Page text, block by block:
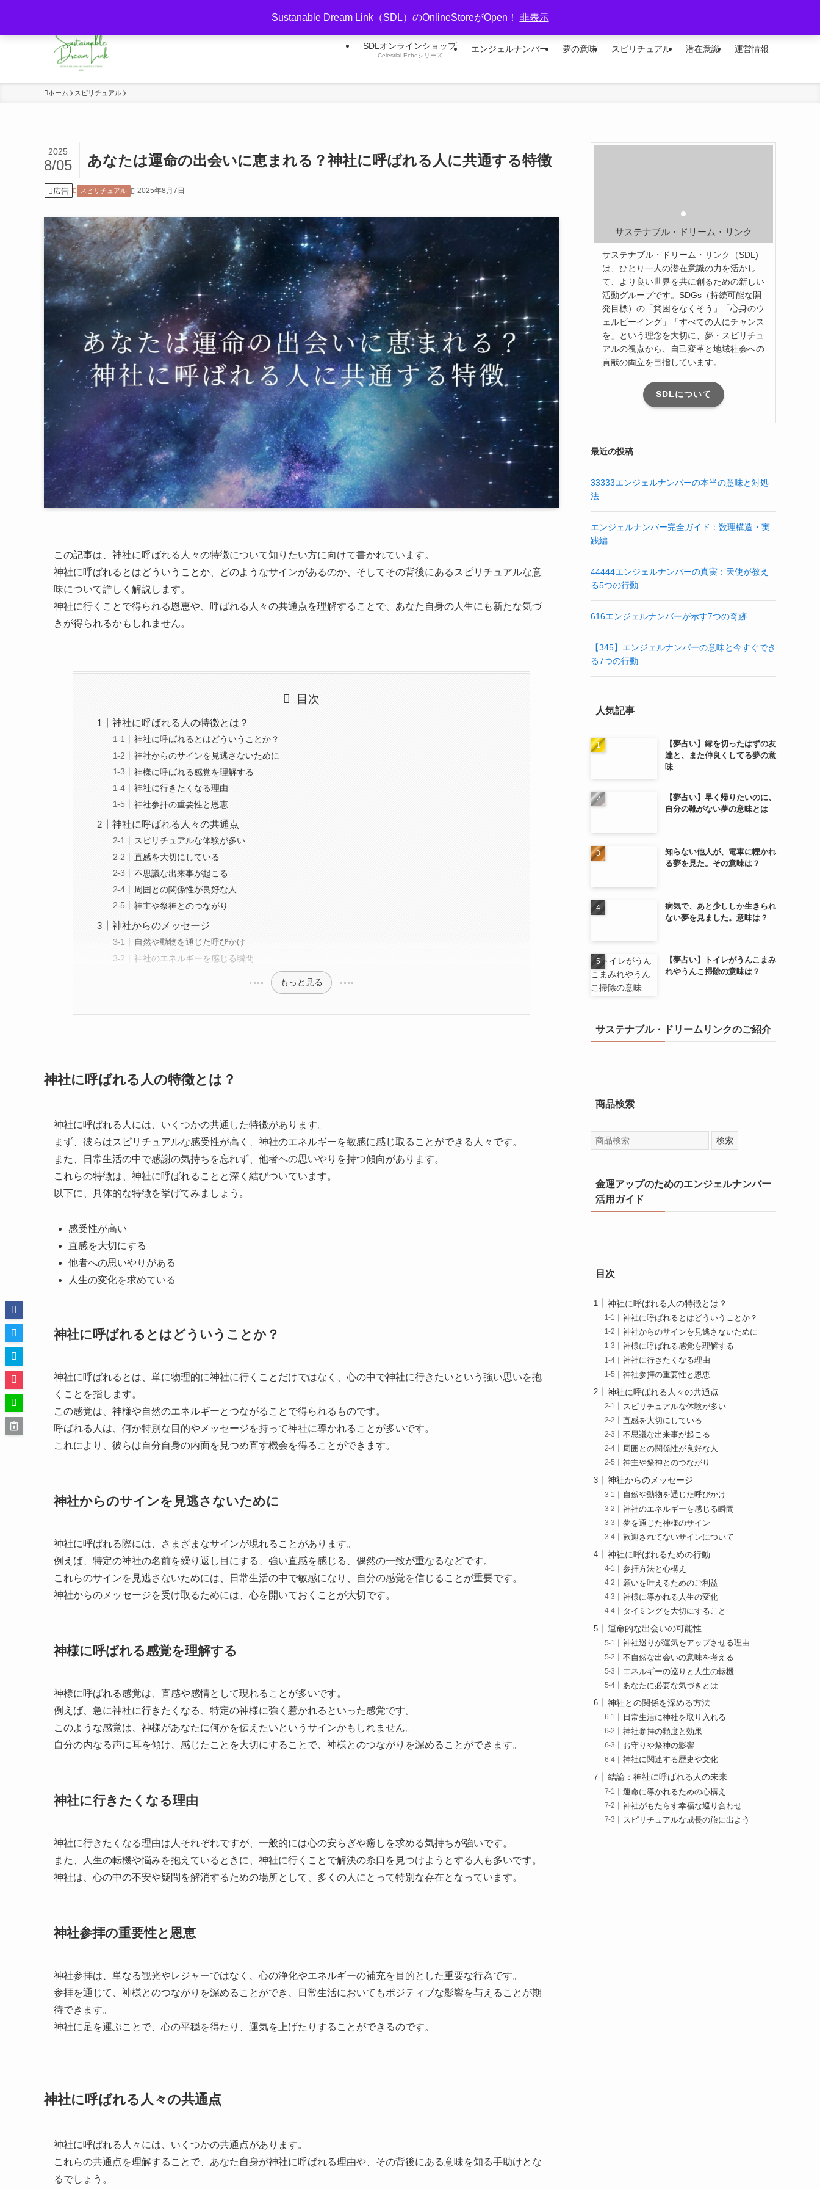
Sustanable Dream Link（SDL）のOnlineStoreがOpen！ 非表示
SDLオンラインショップ
Celestial Echoシリーズ
エンジェルナンバー 夢の意味 スピリチュアル 潜在意識 運営情報
ホーム スピリチュアル
あなたは運命の出会いに恵まれる？神社に呼ばれる人に共通する特徴
2025
8/05
広告 スピリチュアル 2025年8月7日
この記事は、神社に呼ばれる人々の特徴について知りたい方に向けて書かれています。
神社に呼ばれるとはどういうことか、どのようなサインがあるのか、そしてその背後にあるスピリチュアルな意
味について詳しく解説します。
神社に行くことで得られる恩恵や、呼ばれる人々の共通点を理解することで、あなた自身の人生にも新たな気づ
きが得られるかもしれません。
目次
神社に呼ばれる人の特徴とは？
神社に呼ばれるとはどういうことか？
神社からのサインを見逃さないために
神様に呼ばれる感覚を理解する
神社に行きたくなる理由
神社参拝の重要性と恩恵
神社に呼ばれる人々の共通点
スピリチュアルな体験が多い
直感を大切にしている
不思議な出来事が起こる
周囲との関係性が良好な人
神主や祭神とのつながり
神社からのメッセージ
自然や動物を通じた呼びかけ
神社のエネルギーを感じる瞬間
もっと見る
神社に呼ばれる人の特徴とは？
神社に呼ばれる人には、いくつかの共通した特徴があります。
まず、彼らはスピリチュアルな感受性が高く、神社のエネルギーを敏感に感じ取ることができる人々です。
また、日常生活の中で感謝の気持ちを忘れず、他者への思いやりを持つ傾向があります。
これらの特徴は、神社に呼ばれることと深く結びついています。
以下に、具体的な特徴を挙げてみましょう。
感受性が高い
直感を大切にする
他者への思いやりがある
人生の変化を求めている
神社に呼ばれるとはどういうことか？
神社に呼ばれるとは、単に物理的に神社に行くことだけではなく、心の中で神社に行きたいという強い思いを抱
くことを指します。
この感覚は、神様や自然のエネルギーとつながることで得られるものです。
呼ばれる人は、何か特別な目的やメッセージを持って神社に導かれることが多いです。
これにより、彼らは自分自身の内面を見つめ直す機会を得ることができます。
神社からのサインを見逃さないために
神社に呼ばれる際には、さまざまなサインが現れることがあります。
例えば、特定の神社の名前を繰り返し目にする、強い直感を感じる、偶然の一致が重なるなどです。
これらのサインを見逃さないためには、日常生活の中で敏感になり、自分の感覚を信じることが重要です。
神社からのメッセージを受け取るためには、心を開いておくことが大切です。
神様に呼ばれる感覚を理解する
神様に呼ばれる感覚は、直感や感情として現れることが多いです。
例えば、急に神社に行きたくなる、特定の神様に強く惹かれるといった感覚です。
このような感覚は、神様があなたに何かを伝えたいというサインかもしれません。
自分の内なる声に耳を傾け、感じたことを大切にすることで、神様とのつながりを深めることができます。
神社に行きたくなる理由
神社に行きたくなる理由は人それぞれですが、一般的には心の安らぎや癒しを求める気持ちが強いです。
また、人生の転機や悩みを抱えているときに、神社に行くことで解決の糸口を見つけようとする人も多いです。
神社は、心の中の不安や疑問を解消するための場所として、多くの人にとって特別な存在となっています。
神社参拝の重要性と恩恵
神社参拝は、単なる観光やレジャーではなく、心の浄化やエネルギーの補充を目的とした重要な行為です。
参拝を通じて、神様とのつながりを深めることができ、日常生活においてもポジティブな影響を与えることが期
待できます。
神社に足を運ぶことで、心の平穏を得たり、運気を上げたりすることができるのです。
神社に呼ばれる人々の共通点
神社に呼ばれる人々には、いくつかの共通点があります。
これらの共通点を理解することで、あなた自身が神社に呼ばれる理由や、その背後にある意味を知る手助けとな
るでしょう。
サステナブル・ドリーム・リンク
サステナブル・ドリーム・リンク（SDL)
は、ひとり一人の潜在意識の力を活かし
て、より良い世界を共に創るための新しい
活動グループです。SDGs（持続可能な開
発目標）の「貧困をなくそう」「心身のウ
ェルビーイング」「すべての人にチャンス
を」という理念を大切に、夢・スピリチュ
アルの視点から、自己変革と地域社会への
貢献の両立を目指しています。
SDLについて
最近の投稿
33333エンジェルナンバーの本当の意味と対処
法
エンジェルナンバー完全ガイド：数理構造・実
践編
44444エンジェルナンバーの真実：天使が教え
る5つの行動
616エンジェルナンバーが示す7つの奇跡
【345】エンジェルナンバーの意味と今すぐでき
る7つの行動
人気記事
【夢占い】縁を切ったはずの友
達と、また仲良くしてる夢の意
味
【夢占い】早く帰りたいのに、
自分の靴がない夢の意味とは
知らない他人が、電車に轢かれ
る夢を見た。その意味は？
病気で、あと少ししか生きられ
ない夢を見ました。意味は？
【夢占い】トイレがうんこまみ
れやうんこ掃除の意味は？
サステナブル・ドリームリンクのご紹介
商品検索
検
索
象:
検索
金運アップのためのエンジェルナンバー
活用ガイド
目次
神社に呼ばれる人の特徴とは？
神社に呼ばれるとはどういうことか？
神社からのサインを見逃さないために
神様に呼ばれる感覚を理解する
神社に行きたくなる理由
神社参拝の重要性と恩恵
神社に呼ばれる人々の共通点
スピリチュアルな体験が多い
直感を大切にしている
不思議な出来事が起こる
周囲との関係性が良好な人
神主や祭神とのつながり
神社からのメッセージ
自然や動物を通じた呼びかけ
神社のエネルギーを感じる瞬間
夢を通じた神様のサイン
歓迎されてないサインについて
神社に呼ばれるための行動
参拝方法と心構え
願いを叶えるためのご利益
神様に導かれる人生の変化
タイミングを大切にすること
運命的な出会いの可能性
神社巡りが運気をアップさせる理由
不自然な出会いの意味を考える
エネルギーの巡りと人生の転機
あなたに必要な気づきとは
神社との関係を深める方法
日常生活に神社を取り入れる
神社参拝の頻度と効果
お守りや祭神の影響
神社に関連する歴史や文化
結論：神社に呼ばれる人の未来
運命に導かれるための心構え
神社がもたらす幸福な巡り合わせ
スピリチュアルな成長の旅に出よう